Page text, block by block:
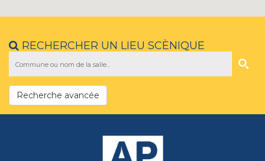
RECHERCHER UN LIEU SCÈNIQUE
Recherche avancée